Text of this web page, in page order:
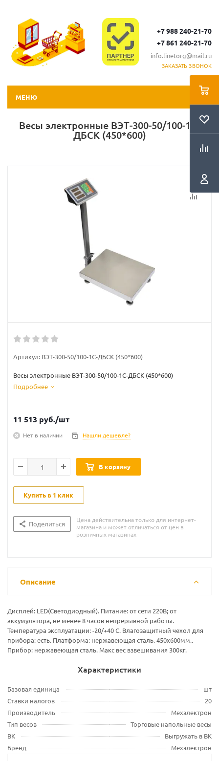
+7 988 240-21-70
+7 861 240-21-70
info.linetorg@mail.ru
ЗАКАЗАТЬ ЗВОНОК
МЕНЮ
Весы электронные ВЭТ-300-50/100-1С-
ДБСК (450*600)
Артикул: ВЭТ-300-50/100-1С-ДБСК (450*600)
Весы электронные ВЭТ-300-50/100-1С-ДБСК (450*600)
Подробнее
11 513 руб./шт
Нет в наличии Нашли дешевле?
В корзину
Купить в 1 клик
Поделиться
Цена действительна только для интернет-
магазина и может отличаться от цен в
розничных магазинах
Описание
Дисплей: LЕD(Светодиодный). Питание: от сети 220В; от
аккумулятора, не менее 8 часов непрерывной работы.
Температура эксплуатации: -20/+40 С. Влагозащитный чехол для
прибора: есть. Платформа: нержавеющая сталь. 450х600мм..
Прибор: нержавеющая сталь. Макс вес взвешивания 300кг.
Характеристики
Базовая единица
шт
Ставки налогов
20
Производитель
Мехэлектрон
Тип весов
Торговые напольные весы
ВК
Выгружать в ВК
Бренд
Мехэлектрон